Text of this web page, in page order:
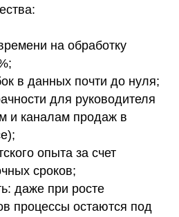
на обработку
в данных почти до нуля;
для руководителя
и каналам продаж в
опыта за счет
сроков;
даже при росте
процессы остаются под